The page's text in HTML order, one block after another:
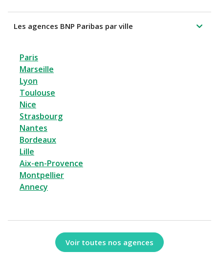
Les agences BNP Paribas par ville
Paris
Marseille
Lyon
Toulouse
Nice
Strasbourg
Nantes
Bordeaux
Lille
Aix-en-Provence
Montpellier
Annecy
Voir toutes nos agences